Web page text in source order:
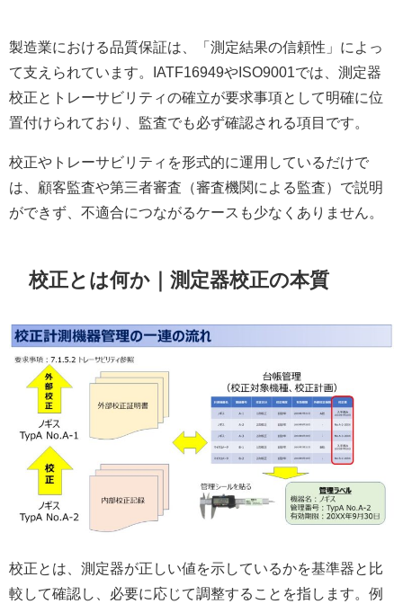
製造業における品質保証は、「測定結果の信頼性」によっ
て支えられています。IATF16949やISO9001では、測定器
校正とトレーサビリティの確立が要求事項として明確に位
置付けられており、監査でも必ず確認される項目です。
校正やトレーサビリティを形式的に運用しているだけで
は、顧客監査や第三者審査（審査機関による監査）で説明
ができず、不適合につながるケースも少なくありません。
校正とは何か｜測定器校正の本質
校正とは、測定器が正しい値を示しているかを基準器と比
較して確認し、必要に応じて調整することを指します。例